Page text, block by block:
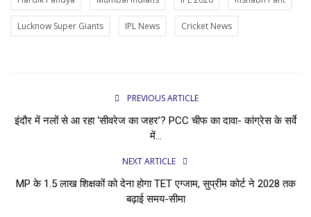
Lucknow Super Giants IPL News Cricket News
PREVIOUS ARTICLE
इंदौर में नलों से आ रहा ‘सीवरेज का जहर’? PCC चीफ का दावा- कांग्रेस के सर्वे
में...
NEXT ARTICLE
MP के 1.5 लाख शिक्षकों को देना होगा TET एग्जाम, सुप्रीम कोर्ट ने 2028 तक
बढ़ाई समय-सीमा